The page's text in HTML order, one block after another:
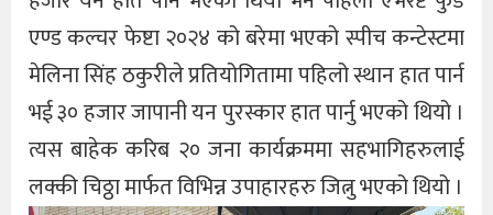
एण्ड कल्चर फेष्टा २०२४ को बरेमा भएको स्पीच कन्टेस्टमा
मेलिना सिंह ठकुरीले प्रतियोगितामा पहिलो स्थान हात पार्न
भई ३० हजार जापानी यन पुरस्कार हात पार्नु भएको थियो ।
त्यस बाहेक करिब २० जना कार्यक्रममा सहभागिहरुलाई
लक्की चिठ्ठा मार्फत विभिन्न उपाहारहरु जित्नु भएको थियो ।